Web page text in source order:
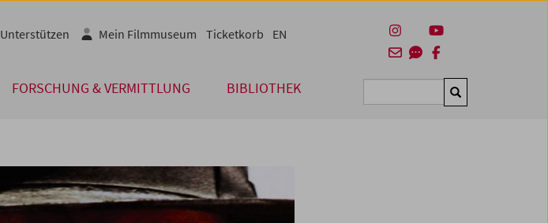
FORSCHUNG & VERMITTLUNG BIBLIOTHEK Suchen
Unterstützen Mein Filmmuseum Ticketkorb EN